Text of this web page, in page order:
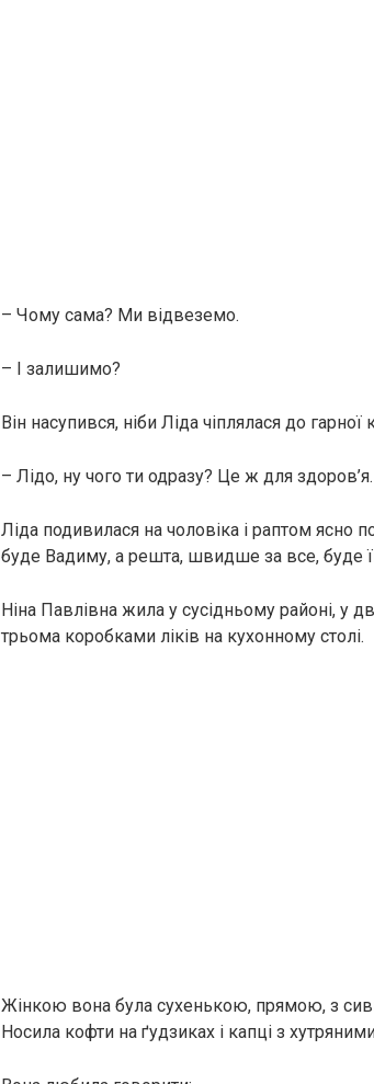
– Чому сама? Ми відвеземо.
– І залишимо?
Він насупився, ніби Ліда чіплялася до гарної
– Лідо, ну чого ти одразу? Це ж для
Ліда подивилася на чоловіка і раптом ясно
буде Вадиму, а решта, швидше за все, буде
Ніна Павлівна жила у сусідньому районі, у
трьома коробками ліків на кухонному столі.
Жінкою вона була сухенькою, прямою, з
Носила кофти на ґудзиках і капці з